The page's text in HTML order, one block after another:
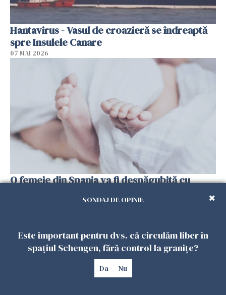
Hantavirus - Vasul de croazieră se îndreaptă
spre Insulele Canare
07 MAI 2026
O femeie din Spania va fi despăgubită cu
medicală în timpul naşterii
SONDAJ DE OPINIE
Este important pentru dvs. că circulăm liber în
spațiul Schengen, fără control la granițe?
Da Nu